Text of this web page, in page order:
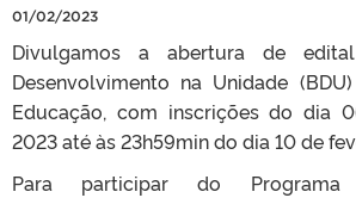
01/02/2023
Divulgamos a abertura de
Desenvolvimento na Unidade
Educação, com inscrições do dia
2023 até às 23h59min do dia 10 de
Para participar do